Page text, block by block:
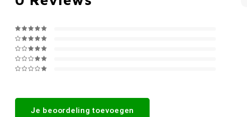
Je beoordeling toevoegen